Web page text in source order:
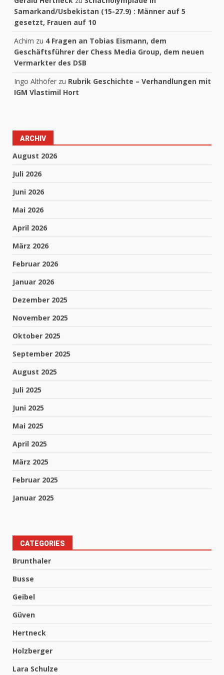
Samarkand/Usbekistan (15-27.9) : Männer auf 5
gesetzt, Frauen auf 10
Achim zu 4 Fragen an Tobias Eismann, dem
Geschäftsführer der Chess Media Group, dem neuen
Vermarkter des DSB
Ingo Althöfer zu Rubrik Geschichte – Verhandlungen mit
IGM Vlastimil Hort
ARCHIV
August 2026
Juli 2026
Juni 2026
Mai 2026
April 2026
März 2026
Februar 2026
Januar 2026
Dezember 2025
November 2025
Oktober 2025
September 2025
August 2025
Juli 2025
Juni 2025
Mai 2025
April 2025
März 2025
Februar 2025
Januar 2025
CATEGORIES
Brunthaler
Busse
Geibel
Güven
Hertneck
Holzberger
Lara Schulze